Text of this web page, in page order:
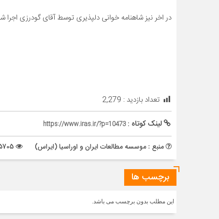
در اخر نیز شاهنامه خوانی دلپذیری توسط آقای گودرزی اجرا
تعداد بازدید : 2,279
لینک کوتاه :https://www.iras.ir/?p=10473
منبع : موسسه مطالعات ایران و اوراسیا (ایراس)
برچسب ها
این مطلب بدون برچسب می باشد.